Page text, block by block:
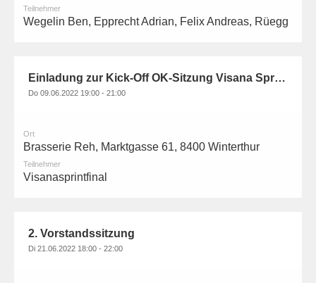
Teilnehmer
Wegelin Ben, Epprecht Adrian, Felix Andreas, Rüegg
Einladung zur Kick-Off OK-Sitzung Visana Sprint Final 2022
Do 09.06.2022 19:00 - 21:00
Ort
Brasserie Reh, Marktgasse 61, 8400 Winterthur
Teilnehmer
Visanasprintfinal
2. Vorstandssitzung
Di 21.06.2022 18:00 - 22:00